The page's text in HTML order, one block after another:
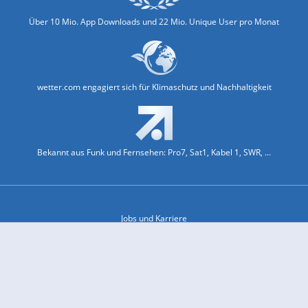
Über 10 Mio. App Downloads und 22 Mio. Unique User pro Monat
wetter.com engagiert sich für Klimaschutz und Nachhaltigkeit
Bekannt aus Funk und Fernsehen: Pro7, Sat1, Kabel 1, SWR, ...
Jobs und Karriere